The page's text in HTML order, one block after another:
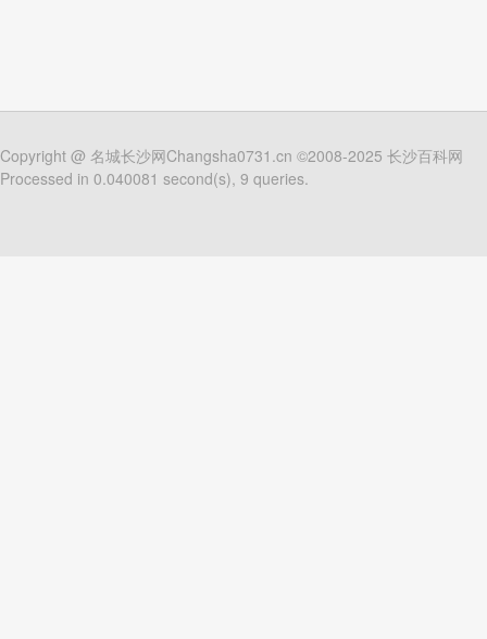
Copyright @ 名城长沙网Changsha0731.cn ©2008-2025 长沙百科网
Processed in 0.040081 second(s), 9 queries.